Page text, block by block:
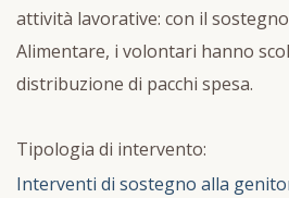
attività lavorative: con il
Alimentare, i volontari hanno
distribuzione di pacchi spesa.
Tipologia di intervento:
Interventi di sostegno alla